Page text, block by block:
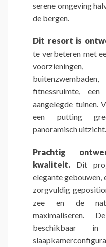
serene omgeving
de bergen.
Dit resort is
te verbeteren met
fitnessruimte,
aangelegde tuinen.
een putting
panoramisch uitzicht.
Prachtig
kwaliteit. Dit
elegante gebouwen,
zorgvuldig
zee en de
maximaliseren.